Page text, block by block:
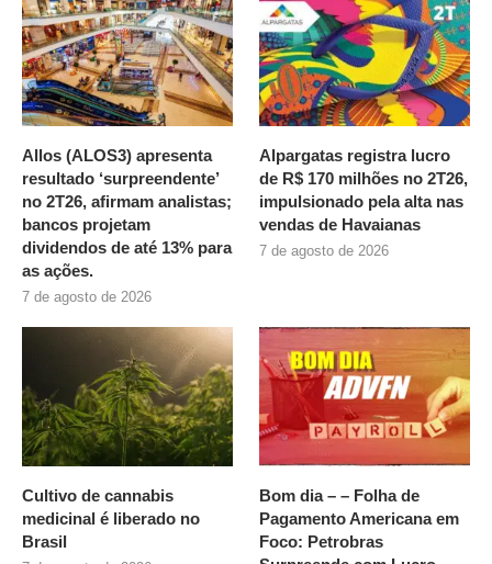
Allos (ALOS3) apresenta
resultado ‘surpreendente’
no 2T26, afirmam analistas;
bancos projetam
dividendos de até 13% para
as ações.
7 de agosto de 2026
Alpargatas registra lucro
de R$ 170 milhões no 2T26,
impulsionado pela alta nas
vendas de Havaianas
7 de agosto de 2026
Cultivo de cannabis
medicinal é liberado no
Brasil
Bom dia – – Folha de
Pagamento Americana em
Foco: Petrobras